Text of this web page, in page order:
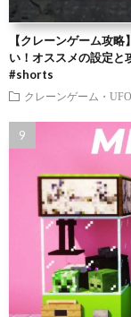
【クレーンゲーム攻
い！オススメの設定と
#shorts
クレーンゲーム・